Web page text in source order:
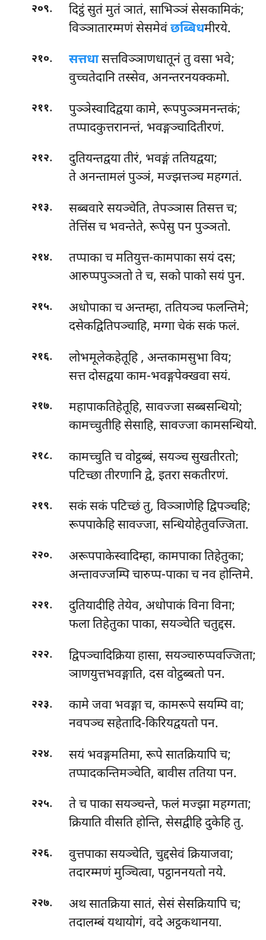
२०९.
दिट्ठं सुतं मुतं ञातं, साभिञ्ञं सेसकामिकं;
विञ्ञातारम्मणं सेसमेवंछब्बिधमीरये.
२१०. सत्तधासत्तविञ्ञाणधातूनं तु वसा भवे;
वुच्चतेदानि तस्सेव, अनन्तरनयक्कमो.
२११.
पुञ्ञेस्वादिद्वया कामे, रूपपुञ्ञमनन्तकं;
तप्पादकुत्तरानन्तं, भवङ्गञ्चादितीरणं.
२१२.
दुतियन्तद्वया तीरं, भवङ्गं ततियद्वया;
ते अनन्तामलं पुञ्ञं, मज्झत्तञ्च महग्गतं.
२१३.
सब्बवारे सयञ्चेति, तेपञ्ञास तिसत्त च;
तेत्तिंस च भवन्तेते, रूपेसु पन पुञ्ञतो.
२१४.
तप्पाका च मतियुत्त-कामपाका सयं दस;
आरुप्पपुञ्ञतो ते च, सको पाको सयं पुन.
२१५.
अधोपाका च अन्तम्हा, ततियञ्च फलन्तिमे;
दसेकद्वितिपञ्चाहि, मग्गा चेकं सकं फलं.
२१६. लोभमूलेकहेतूहि, अन्तकामसुभा विय;
सत्त दोसद्वया काम-भवङ्गपेक्खवा सयं.
२१७.
महापाकतिहेतूहि, सावज्जा सब्बसन्धियो;
कामच्चुतीहि सेसाहि, सावज्जा कामसन्धियो.
२१८. कामच्चुतिच वोट्ठब्बं, सयञ्च सुखतीरतो;
पटिच्छा तीरणानि द्वे, इतरा सकतीरणं.
२१९.
सकं सकं पटिच्छं तु, विञ्ञाणेहि द्विपञ्चहि;
रूपपाकेहि सावज्जा, सन्धियोहेतुवज्जिता.
२२०.
अरूपपाकेस्वादिम्हा, कामपाका तिहेतुका;
अन्तावज्जम्पि चारुप्प-पाका च नव होन्तिमे.
२२१.
दुतियादीहि तेयेव, अधोपाकं विना विना;
फला तिहेतुका पाका, सयञ्चेति चतुद्दस.
२२२.
द्विपञ्चादिक्रिया हासा, सयञ्चारुप्पवज्जिता;
ञाणयुत्तभवङ्गाति, दस वोट्ठब्बतो पन.
२२३.
कामे जवा भवङ्गा च, कामरूपे सयम्पि वा;
नवपञ्च सहेतादि-किरियद्वयतो पन.
२२४.
सयं भवङ्गमतिमा, रूपे सातक्रियापि च;
तप्पादकन्तिमञ्चेति, बावीस ततिया पन.
२२५.
ते च पाका सयञ्चन्ते, फलं मज्झा महग्गता;
क्रियाति वीसति होन्ति, सेसद्वीहि दुकेहि तु.
२२६.
वुत्तपाका सयञ्चेति, चुद्दसेवं क्रियाजवा;
तदारम्मणं मुञ्चित्वा, पट्ठाननयतो नये.
२२७.
अथ सातक्रिया सातं, सेसं सेसक्रियापि च;
तदालम्बं यथायोगं, वदे अट्ठकथानया.